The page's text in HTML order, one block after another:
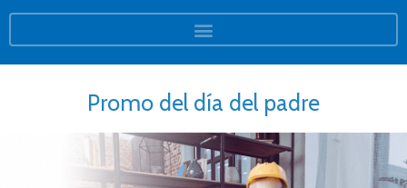
Promo del día del padre